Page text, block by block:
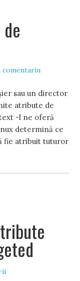
comentariu
sau un director
atribute de
-l ne oferă
determină ce
fie atribuit tuturor